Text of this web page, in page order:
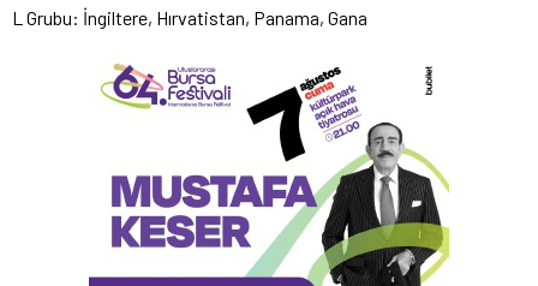
L Grubu: İngiltere, Hırvatistan, Panama, Gana